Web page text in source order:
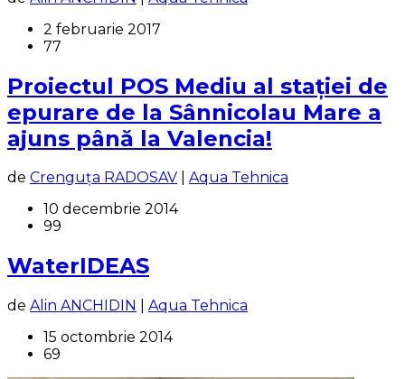
2 februarie 2017
77
Proiectul POS Mediu al stației de
epurare de la Sânnicolau Mare a
ajuns până la Valencia!
de Crenguța RADOSAV
Aqua Tehnica
10 decembrie 2014
99
WaterIDEAS
de Alin ANCHIDIN
Aqua Tehnica
15 octombrie 2014
69